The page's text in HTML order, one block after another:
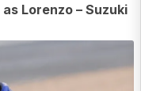
Lorenzo – Suzuki